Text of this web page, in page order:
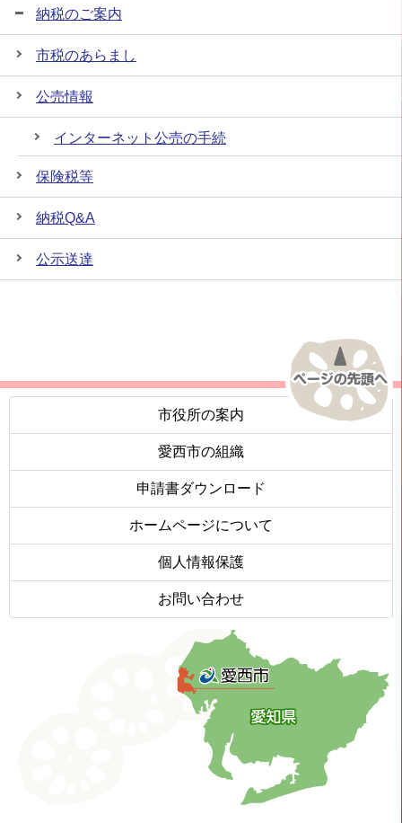
納税のご案内
市税のあらまし
公売情報
インターネット公売の手続
保険税等
納税Q&A
公示送達
市役所の案内
愛西市の組織
申請書ダウンロード
ホームページについて
個人情報保護
お問い合わせ